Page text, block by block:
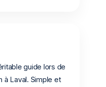
guide lors de
à Laval. Simple et